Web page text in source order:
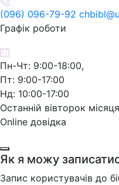
(096) 096-79-92
Графік роботи
Пн-Чт: 9:00-18:00,
Пт: 9:00-17:00
Нд: 10:00-17:00
Останній вівторок
Online довідка
Як я можу
Запис користувачів до